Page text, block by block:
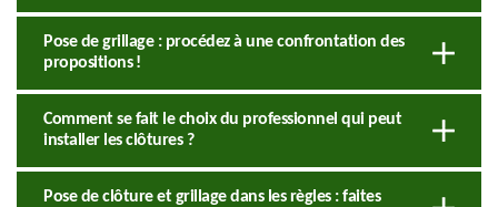
Pose de grillage : procédez à une confrontation des
propositions !
Comment se fait le choix du professionnel qui peut
installer les clôtures ?
Pose de clôture et grillage dans les règles : faites